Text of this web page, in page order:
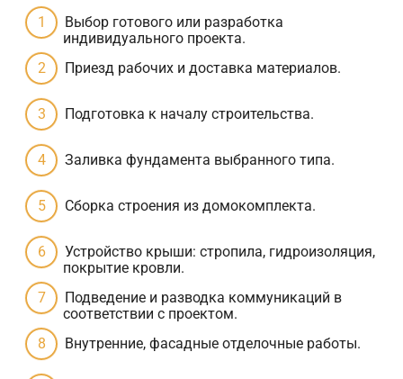
Выбор готового или разработка
индивидуального проекта.
Приезд рабочих и доставка материалов.
Подготовка к началу строительства.
Заливка фундамента выбранного типа.
Сборка строения из домокомплекта.
Устройство крыши: стропила, гидроизоляция,
покрытие кровли.
Подведение и разводка коммуникаций в
соответствии с проектом.
Внутренние, фасадные отделочные работы.